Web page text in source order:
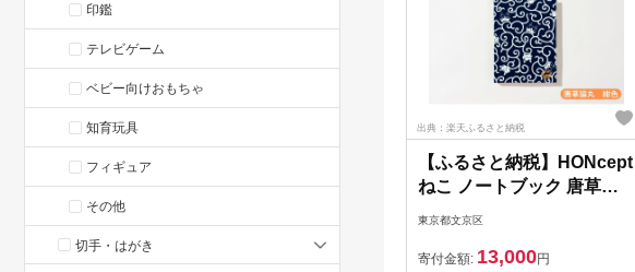
印鑑
テレビゲーム
ベビー向けおもちゃ
知育玩具
フィギュア
その他
切手・はがき
出典：楽天ふるさと納税
【ふるさと納税】HONcept
ねこ ノートブック 唐草猫
丸 紺色 ノート 文房具 日記
プレゼント 文京区 東京都
東京都文京区
寄付金額: 13,000円